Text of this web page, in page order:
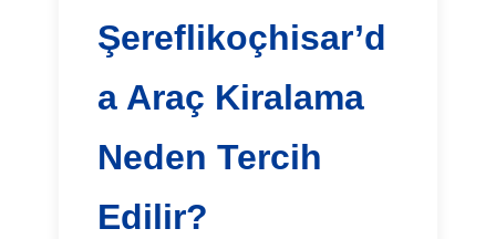
Şereflikoçhisar’d
a Araç Kiralama
Neden Tercih
Edilir?